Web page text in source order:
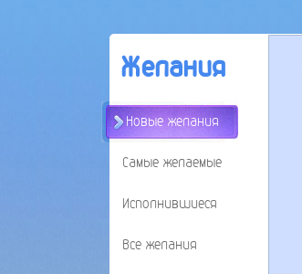
Желания
Новые желания
Самые желаемые
Исполнившиеся
Все желания